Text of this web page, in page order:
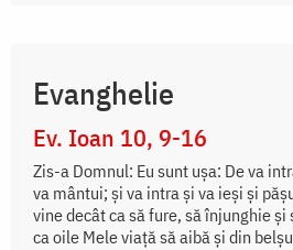
Evanghelie
Ev. Ioan 10, 9-16
Zis-a Domnul: Eu sunt uşa: De va
va mântui; şi va intra şi va ieşi şi
vine decât ca să fure, să înjunghie şi
ca oile Mele viaţă să aibă şi din